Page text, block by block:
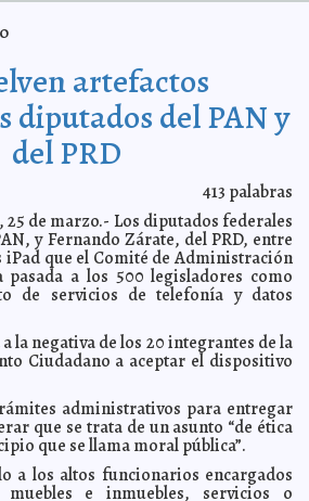
de tiburón con dos cabezas en el Golfo de
Bozizé y toman el control de la República
increíble crueldad de narcos mexicanos
llega a Francia para ver qué se va a hacer
Monforte
a Justin Bieber en aduana polaca Mari Tere
ladrón del guión de 'Breaking Bad' A7
Corea del Sur y EE. UU. a Corea del Norte
Mari
está hecho para servir
de valía pronostica que mexicanos dejarán
Nuevo León mataron a niño de 13 años
Pinotepa Nacional se sintieron en el D.F. A7
artefactos
diputados del PAN y
del PRD
413 palabras
25 de marzo.- Los diputados federales
y Fernando Zárate, del PRD, entre
que el Comité de Administración
pasada a los 500 legisladores como
de servicios de telefonía y datos
la negativa de los 20 integrantes de la
Ciudadano a aceptar el dispositivo
administrativos para entregar
que se trata de un asunto “de ética
que se llama moral pública”.
a los altos funcionarios encargados
e inmuebles, servicios o